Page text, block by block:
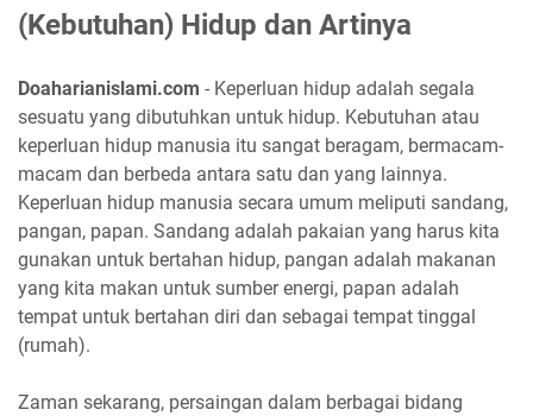
(Kebutuhan) Hidup dan Artinya
Doaharianislami.com - Keperluan hidup adalah segala
sesuatu yang dibutuhkan untuk hidup. Kebutuhan atau
keperluan hidup manusia itu sangat beragam, bermacam-
macam dan berbeda antara satu dan yang lainnya.
Keperluan hidup manusia secara umum meliputi sandang,
pangan, papan. Sandang adalah pakaian yang harus kita
gunakan untuk bertahan hidup, pangan adalah makanan
yang kita makan untuk sumber energi, papan adalah
tempat untuk bertahan diri dan sebagai tempat tinggal
(rumah).
Zaman sekarang, persaingan dalam berbagai bidang